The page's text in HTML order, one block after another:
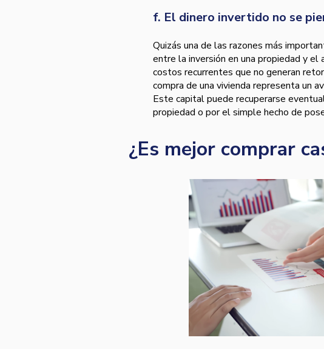
f. El dinero invertido no se
Quizás una de las razones más
entre la inversión en una propiedad y
costos recurrentes que no generan
compra de una vivienda representa un
Este capital puede recuperarse
propiedad o por el simple hecho de
¿Es mejor comprar